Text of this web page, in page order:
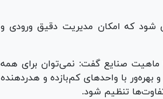
شود که امکان مدیریت دقیق ورودی و
ماهیت صنایع گفت: نمی‌توان برای همه
با واحد‌های کم‌بازده و هدر‌دهنده
تنظیم شود.